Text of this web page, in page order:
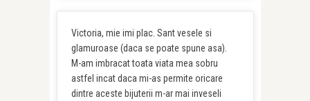
Victoria, mie imi plac. Sant vesele si
glamuroase (daca se poate spune asa).
M-am imbracat toata viata mea sobru
astfel incat daca mi-as permite oricare
dintre aceste bijuterii m-ar mai inveseli